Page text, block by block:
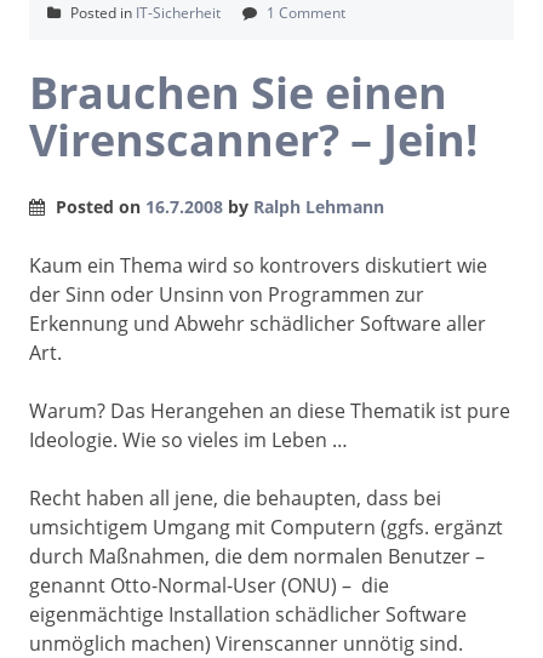
Posted in IT-Sicherheit 1 Comment
Brauchen Sie einen
Virenscanner? – Jein!
Posted on 16.7.2008 by Ralph Lehmann
Kaum ein Thema wird so kontrovers diskutiert wie
der Sinn oder Unsinn von Programmen zur
Erkennung und Abwehr schädlicher Software aller
Art.
Warum? Das Herangehen an diese Thematik ist pure
Ideologie. Wie so vieles im Leben …
Recht haben all jene, die behaupten, dass bei
umsichtigem Umgang mit Computern (ggfs. ergänzt
durch Maßnahmen, die dem normalen Benutzer –
genannt Otto-Normal-User (ONU) – die
eigenmächtige Installation schädlicher Software
unmöglich machen) Virenscanner unnötig sind.